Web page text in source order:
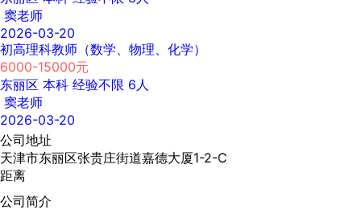
窦老师
2026-03-20
初高理科教师（数学、物理、化学）
6000-15000元
东丽区 本科 经验不限 6人
窦老师
2026-03-20
公司地址
天津市东丽区张贵庄街道嘉德大厦1-2-C
距离
公司简介